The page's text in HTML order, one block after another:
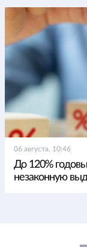
06 августа, 10:46
До 120%
незаконную